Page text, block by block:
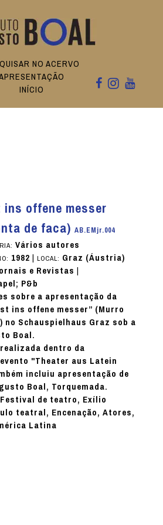
NO ACERVO
INÍCIO
offene messer
de faca) AB.EMjr.004
Vários autores
1982| LOCAL: Graz (Áustria)
e Revistas |
P&b
sobre a apresentação da
ins offene messer” (Murro
no Schauspielhaus Graz sob a
Boal.
dentro da
"Theater aus Latein
incluiu apresentação de
Boal, Torquemada.
de teatro, Exílio
teatral, Encenação, Atores,
Latina